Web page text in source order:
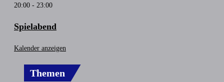
20:00 - 23:00
Spielabend
Kalender anzeigen
Themen